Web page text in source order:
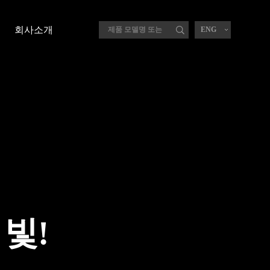
회사소개 ENG
!